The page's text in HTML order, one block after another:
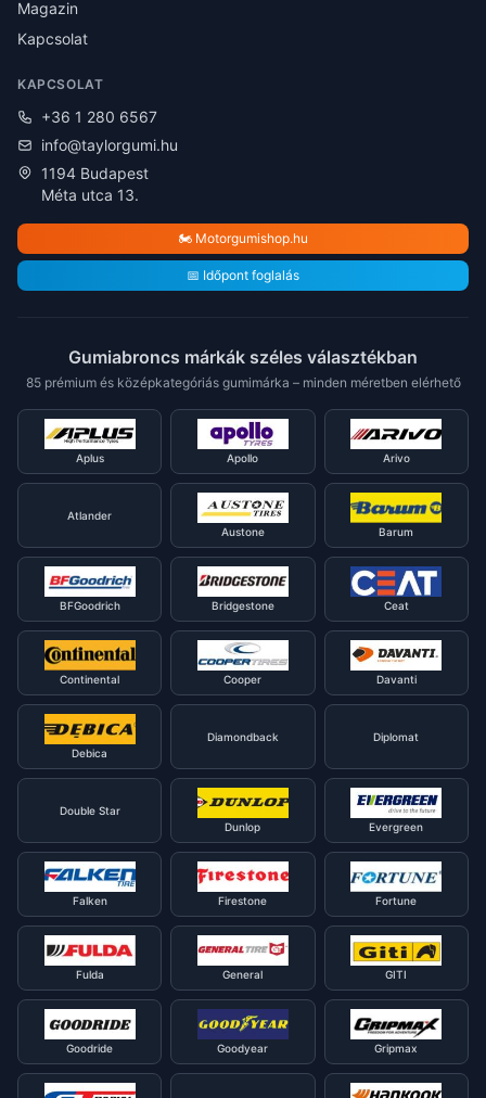
Magazin
Kapcsolat
KAPCSOLAT
+36 1 280 6567
info@taylorgumi.hu
1194 Budapest
Méta utca 13.
🏍️ Motorgumishop.hu
📅 Időpont foglalás
Gumiabroncs márkák széles választékban
85 prémium és középkategóriás gumimárka – minden méretben elérhető
Aplus Apollo Arivo
Atlander
Austone
Barum
BFGoodrich Bridgestone Ceat
Continental Cooper Davanti
Debica
Diamondback Diplomat
Double Star
Dunlop
Evergreen
Falken Firestone Fortune
Fulda General GITI
Goodride Goodyear Gripmax